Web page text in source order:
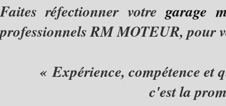
Faites réfectionner votre garage
professionnels RM MOTEUR, pour
« Expérience, compétence
c'est la